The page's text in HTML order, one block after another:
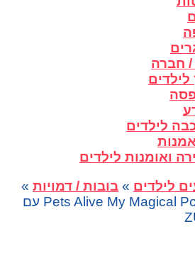
חברה
לילדים
לילדים
ואומנות לילדים
לילדים» בובות / דמויות»
פוני אינטראקטיבי Pets Alive My Magical Pony עם